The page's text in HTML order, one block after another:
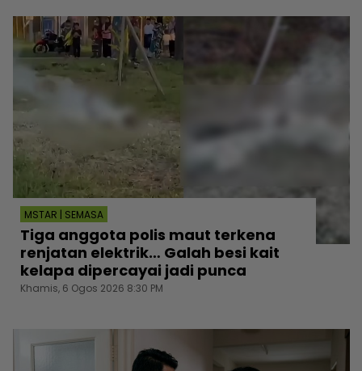
MSTAR | SEMASA
Tiga anggota polis maut terkena
renjatan elektrik… Galah besi kait
kelapa dipercayai jadi punca
Khamis, 6 Ogos 2026 8:30 PM